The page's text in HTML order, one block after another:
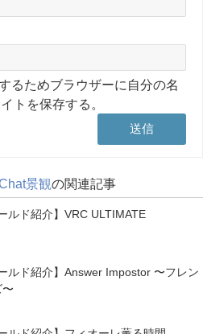
るためブラウザーに自分の名
トを保存する。
景観の関連記事
ルド紹介】VRC ULTIMATE
ルド紹介】Answer Impostor 〜フレン
〜